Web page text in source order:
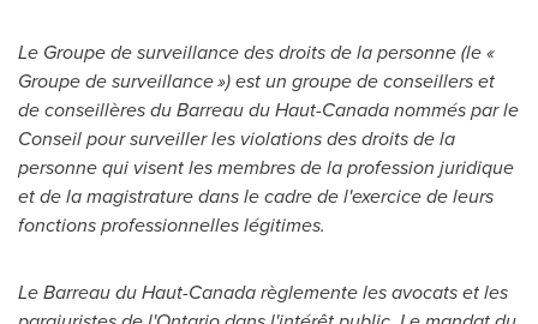
Le Groupe desurveillance des droits de la personne (le «
Groupe de surveillance ») est un groupe de conseillers et
de conseillères du Barreau du Haut-Canada nommés par le
Conseil pour surveiller les violations des droits de la
personne qui visent les membres de la profession juridique
et de la magistrature dans le cadre de l'exercice de leurs
fonctions professionnelles légitimes.
Le Barreaudu Haut-Canada règlemente les avocats et les